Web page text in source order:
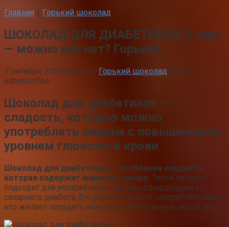
Главная » Горький шоколад
ШОКОЛАД ДЛЯ ДИАБЕТИКОВ 2 типа
— можно или нет? Горький
7 октября, 2020Рубрика: Горький шоколадАвтор:
admincoffee
Шоколад для диабетиков —
сладость, которую можно
употреблять людям с повышенным
уровнем глюкозы в крови
Шоколад для диабетиков – особенная сладость,
которая содержит минимум сахара. Такой продукт
подходит для употребления людям, страдающим от
сахарного диабета. Его рекомендуется употреблять тем,
кто желает похудеть или имеет избыточную массу тела.